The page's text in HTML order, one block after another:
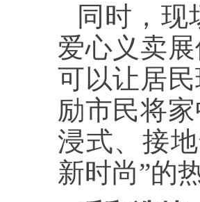
同时，
爱心义卖
可以让居
励市民将
浸式、接
新时尚”的